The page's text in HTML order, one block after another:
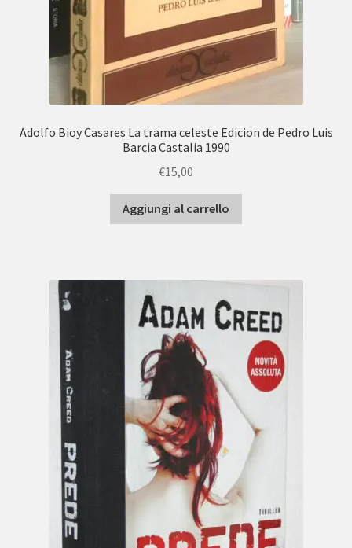
Adolfo Bioy Casares La trama celeste Edicion de Pedro Luis
Barcia Castalia 1990
€15,00
Aggiungi al carrello